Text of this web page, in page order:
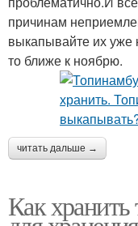
причинам
выкапывайте их уже
то ближе к ноябрю.
читать дальше →
Как